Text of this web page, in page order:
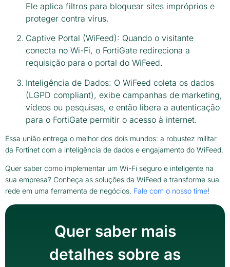
Ele aplica filtros para bloquear sites impróprios e
proteger contra vírus.
Captive Portal (WiFeed): Quando o visitante
conecta no Wi-Fi, o FortiGate redireciona a
requisição para o portal do WiFeed.
Inteligência de Dados: O WiFeed coleta os dados
(LGPD compliant), exibe campanhas de marketing,
vídeos ou pesquisas, e então libera a autenticação
para o FortiGate permitir o acesso à internet.
Essa união entrega o melhor dos dois mundos: a robustez militar
da Fortinet com a inteligência de dados e engajamento do WiFeed.
Quer saber como implementar um Wi-Fi seguro e inteligente na
sua empresa? Conheça as soluções da WiFeed e transforme sua
rede em uma ferramenta de negócios. Fale com o nosso time!
Quer saber mais
detalhes sobre as